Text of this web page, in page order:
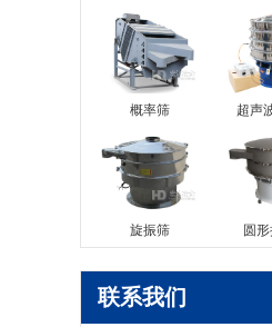
概率筛 超声
旋振筛 圆
联系我们